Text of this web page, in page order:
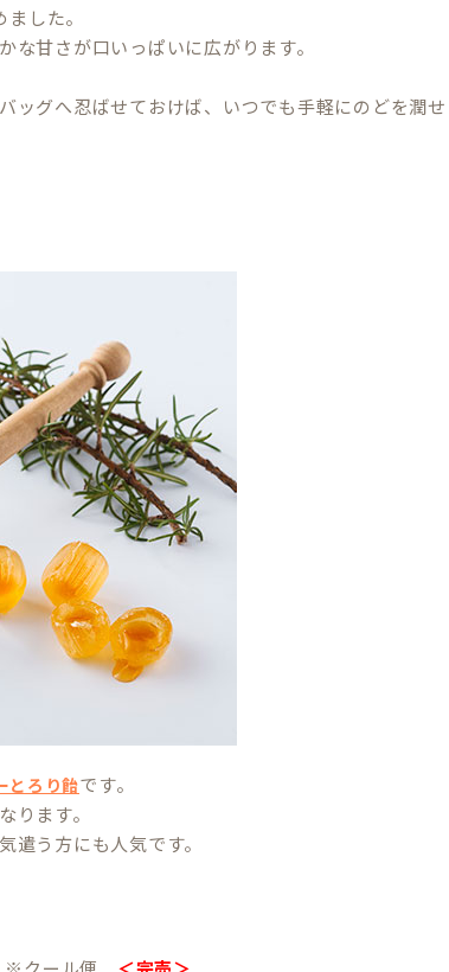
した。
な甘さが口いっぱいに広がります。
グへ忍ばせておけば、いつでも手軽にのどを潤せ
とろり飴です。
ります。
遣う方にも人気です。